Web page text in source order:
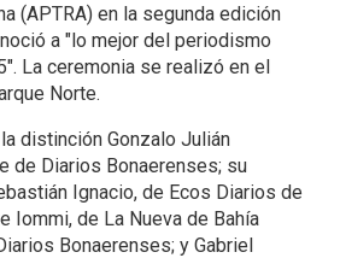
(APTRA) en la segunda edición
a "lo mejor del periodismo
La ceremonia se realizó en el
Norte.
distinción Gonzalo Julián
de Diarios Bonaerenses; su
Ignacio, de Ecos Diarios de
Iommi, de La Nueva de Bahía
Bonaerenses; y Gabriel